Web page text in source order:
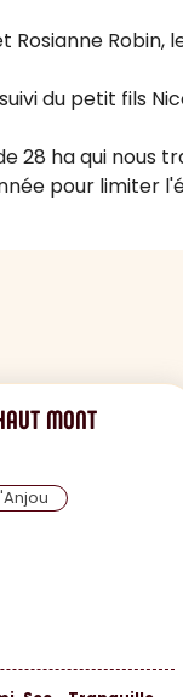
du petit fils
28 ha qui
pour limiter
MONT